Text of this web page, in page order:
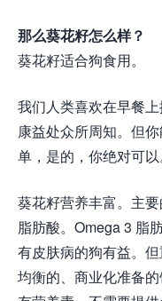
那么葵花籽怎么样？
葵花籽适合狗食用。
我们人类喜欢在早餐
康益处众所周知。但
单，是的，你绝对可以
葵花籽营养丰富。主
脂肪酸。Omega 3 脂
有皮肤病的狗有益。
均衡的、商业化准备